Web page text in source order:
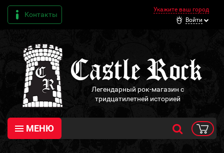
Контакты
Укажите ваш город
Войти
Легендарный рок-магазин с
тридцатилетней историей
МЕНЮ